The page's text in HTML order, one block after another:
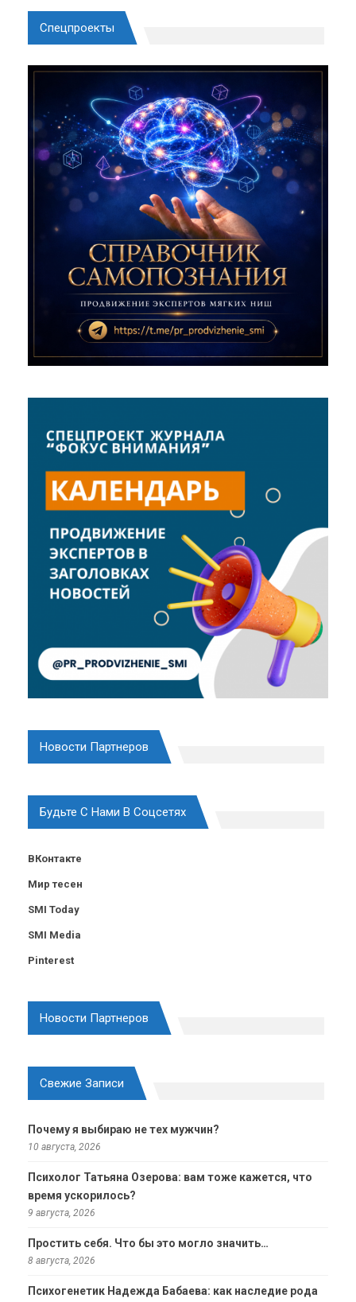
Спецпроекты
Новости Партнеров
Будьте С Нами В Соцсетях
ВКонтакте
Мир тесен
SMI Today
SMI Media
Pinterest
Новости Партнеров
Свежие Записи
Почему я выбираю не тех мужчин?
10 августа, 2026
Психолог Татьяна Озерова: вам тоже кажется, что
время ускорилось?
9 августа, 2026
Простить себя. Что бы это могло значить…
8 августа, 2026
Психогенетик Надежда Бабаева: как наследие рода